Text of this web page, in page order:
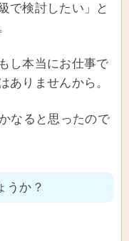
で検討したい」と
し本当にお仕事で
ありませんから。
なると思ったので
うか？